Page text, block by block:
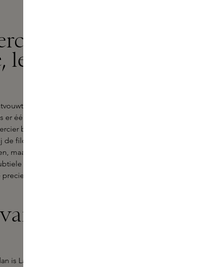
blush
zich een palet van
één product is dat de essentie
blush. Bij Skins geloven we
de filosofie van
maar vooral om je natuurlijke
teint of een meer
het gewenste effect.
Laura
is Laura Mercier geen